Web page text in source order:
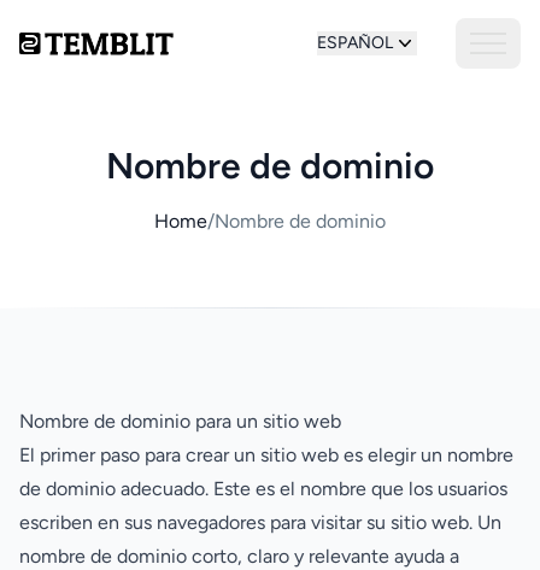
ESPAÑOL
Nombre de dominio
Home/Nombre de dominio
Nombre de dominio para un sitio web
El primer paso para crear un sitio web es elegir un nombre
de dominio adecuado. Este es el nombre que los usuarios
escriben en sus navegadores para visitar su sitio web. Un
nombre de dominio corto, claro y relevante ayuda a